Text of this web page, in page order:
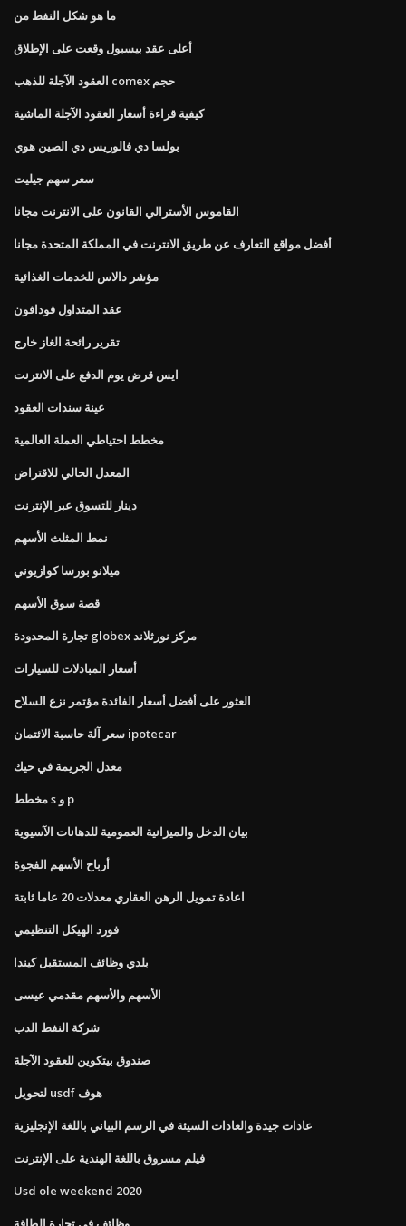
ما هو شكل النفط من
أعلى عقد بيسبول وقعت على الإطلاق
العقود الآجلة للذهب comex حجم
كيفية قراءة أسعار العقود الآجلة الماشية
بولسا دي فالوريس دي الصين هوي
سعر سهم جيليت
القاموس الأسترالي القانون على الانترنت مجانا
أفضل مواقع التعارف عن طريق الانترنت في المملكة المتحدة مجانا
مؤشر دالاس للخدمات الغذائية
عقد المتداول فودافون
تقرير رائحة الغاز خارج
ايس قرض يوم الدفع على الانترنت
عينة سندات العقود
مخطط احتياطي العملة العالمية
المعدل الحالي للاقتراض
دينار للتسوق عبر الإنترنت
نمط المثلث الأسهم
ميلانو بورسا كوازيوني
قصة سوق الأسهم
تجارة المحدودة globex مركز نورثلاند
أسعار المبادلات للسيارات
العثور على أفضل أسعار الفائدة مؤتمر نزع السلاح
سعر آلة حاسبة الائتمان ipotecar
معدل الجريمة في حيك
مخطط s و p
بيان الدخل والميزانية العمومية للدهانات الآسيوية
أرباح الأسهم الفجوة
اعادة تمويل الرهن العقاري معدلات 20 عاما ثابتة
فورد الهيكل التنظيمي
بلدي وظائف المستقبل كيندا
الأسهم والأسهم مقدمي عيسى
شركة النفط الدب
صندوق بيتكوين للعقود الآجلة
لتحويل usdf هوف
عادات جيدة والعادات السيئة في الرسم البياني باللغة الإنجليزية
فيلم مسروق باللغة الهندية على الإنترنت
Usd ole weekend 2020